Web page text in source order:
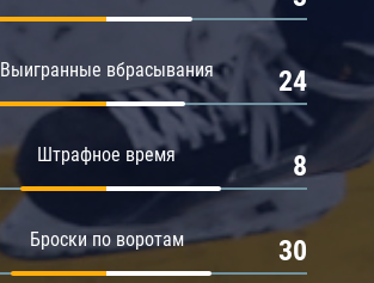
Выигранные вбрасывания 24
Штрафное время 8
Броски по воротам 30